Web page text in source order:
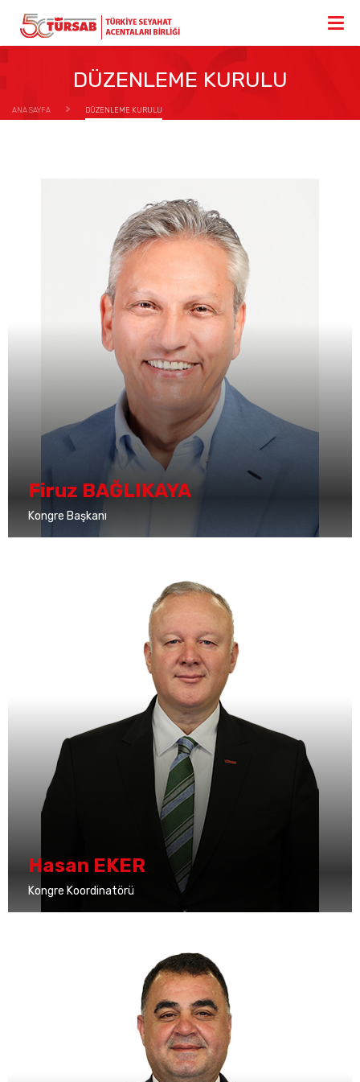
DÜZENLEME KURULU
ANA SAYFA DÜZENLEME KURULU
Firuz BAĞLIKAYA
Kongre Başkanı
Hasan EKER
Kongre Koordinatörü